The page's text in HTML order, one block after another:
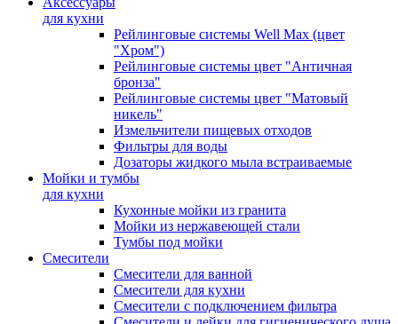
для кухни
Рейлинговые системы Well Max (цвет
"Хром")
Рейлинговые системы цвет "Античная
бронза"
Рейлинговые системы цвет "Матовый
никель"
Измельчители пищевых отходов
Фильтры для воды
Дозаторы жидкого мыла встраиваемые
Мойки и тумбы
для кухни
Кухонные мойки из гранита
Мойки из нержавеющей стали
Тумбы под мойки
Смесители
Смесители для ванной
Смесители для кухни
Смесители с подключением фильтра